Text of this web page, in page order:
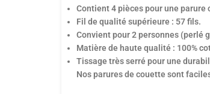
Contient 4 pièces pour une parure
Fil de qualité supérieure : 57 fils.
Convient pour 2 personnes (perlé
Matière de haute qualité : 100%
Tissage très serré pour une
Nos parures de couette sont